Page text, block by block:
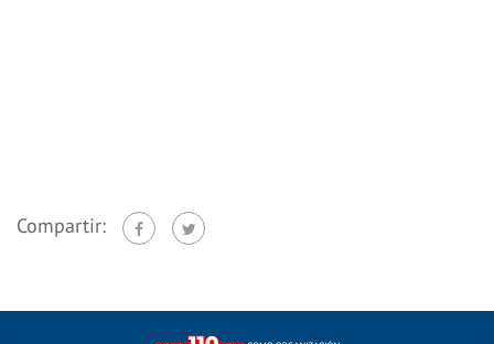
Compartir: